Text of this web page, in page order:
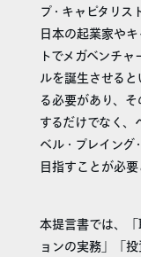
プ・キャピタリス
日本の起業家や
トでメガベンチ
ルを誕生させる
る必要があり、
するだけでなく、
ベル・プレイング
目指すことが必要
本提言書では、
ョンの実務」「